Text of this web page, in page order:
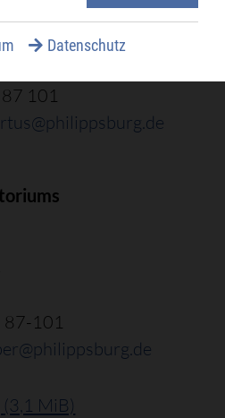
101
87-101
(3,1 MiB)
Datenschutz